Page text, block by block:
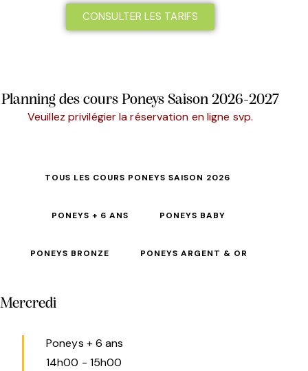
CONSULTER LES TARIFS
Planning des cours Poneys Saison 2026-2027
Veuillez privilégier la réservation en ligne svp.
TOUS LES COURS PONEYS SAISON 2026
PONEYS + 6 ANS PONEYS BABY
PONEYS BRONZE PONEYS ARGENT & OR
Mercredi
Poneys + 6 ans
14h00 - 15h00